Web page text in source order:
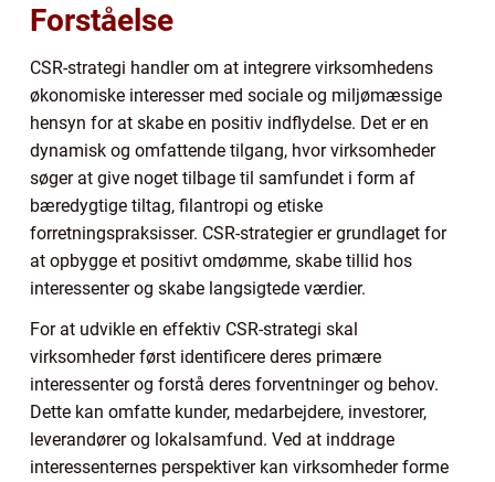
Forståelse
CSR-strategi handler om at integrere virksomhedens
økonomiske interesser med sociale og miljømæssige
hensyn for at skabe en positiv indflydelse. Det er en
dynamisk og omfattende tilgang, hvor virksomheder
søger at give noget tilbage til samfundet i form af
bæredygtige tiltag, filantropi og etiske
forretningspraksisser. CSR-strategier er grundlaget for
at opbygge et positivt omdømme, skabe tillid hos
interessenter og skabe langsigtede værdier.
For at udvikle en effektiv CSR-strategi skal
virksomheder først identificere deres primære
interessenter og forstå deres forventninger og behov.
Dette kan omfatte kunder, medarbejdere, investorer,
leverandører og lokalsamfund. Ved at inddrage
interessenternes perspektiver kan virksomheder forme